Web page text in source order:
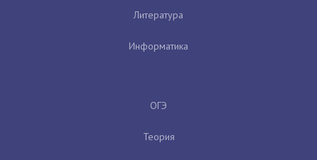
Литература
Информатика
ОГЭ
Теория